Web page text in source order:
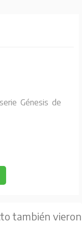
Génesis de
también vieron